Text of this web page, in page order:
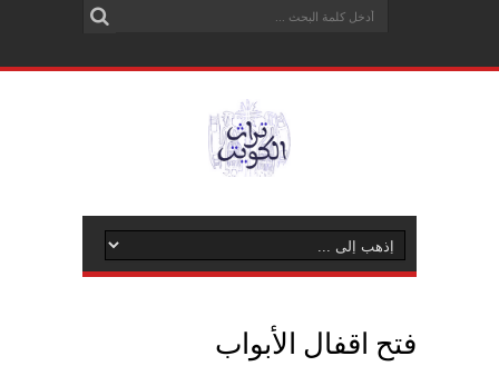
فتح اقفال الأبواب